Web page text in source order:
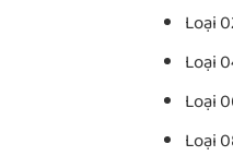
Loại
Loại
Loại
Loại